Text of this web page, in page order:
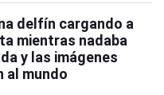
delfín cargando a
mientras nadaba
y las imágenes
al mundo